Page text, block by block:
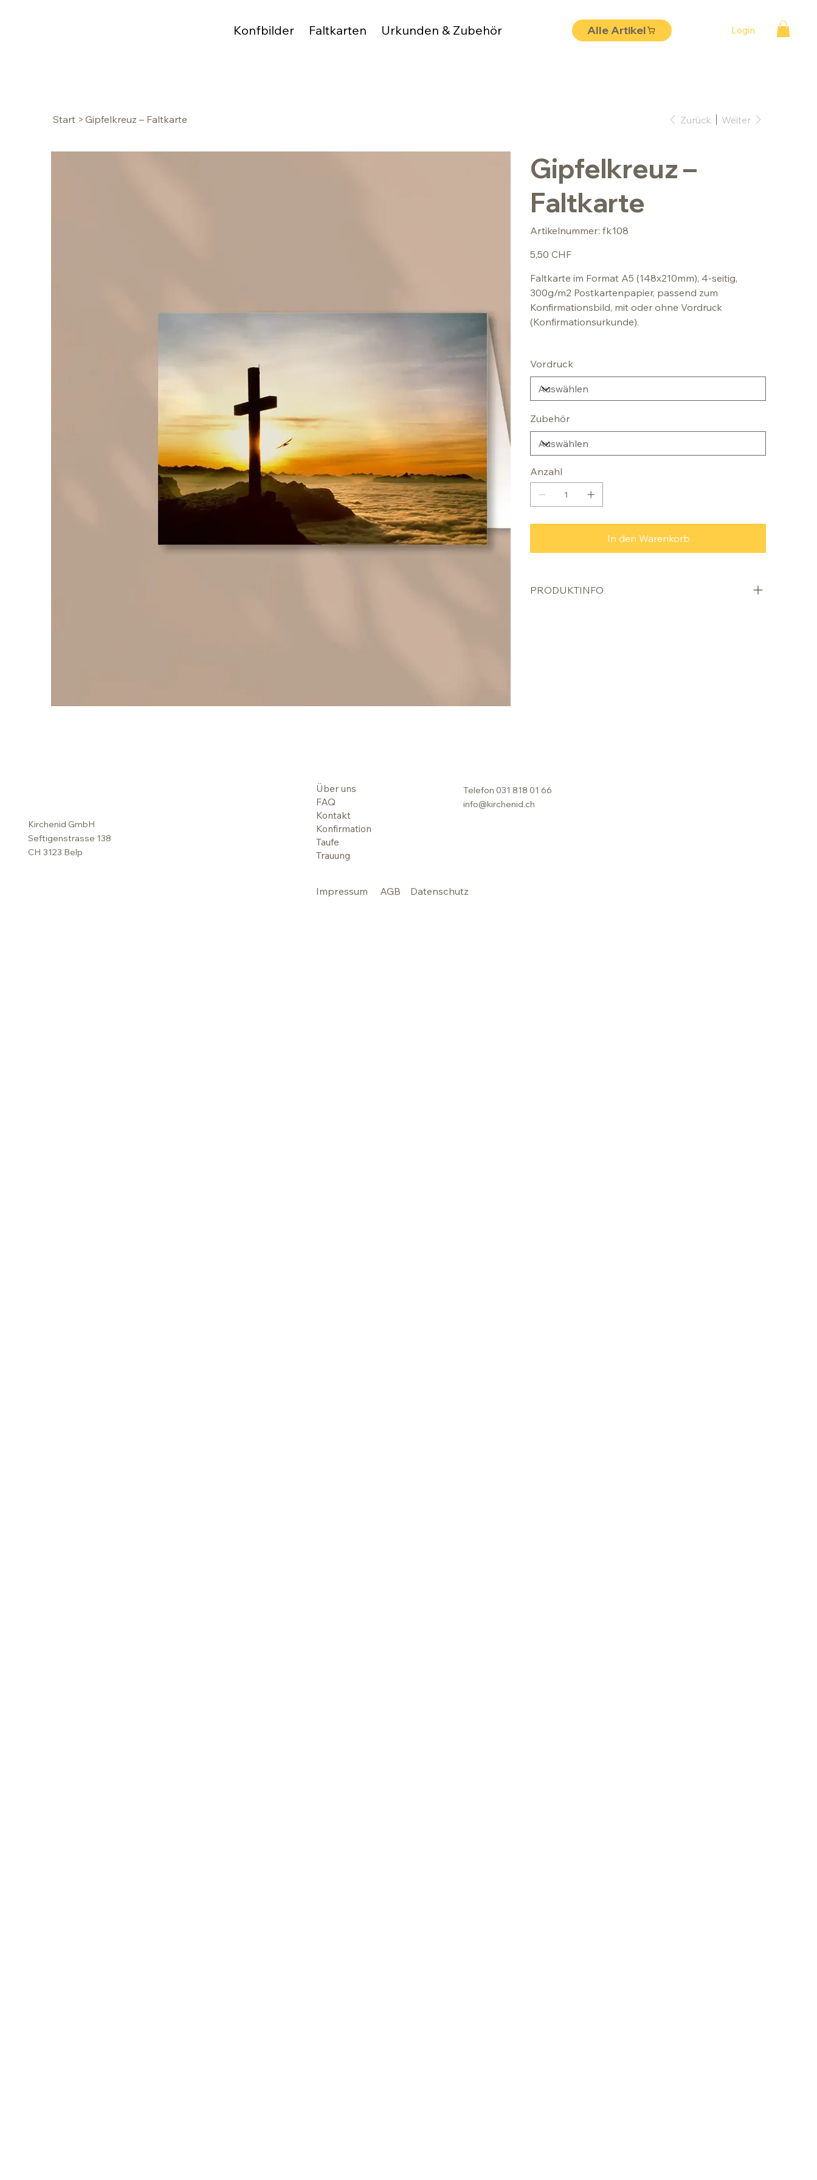
Alle Artikel Login
Konfbilder Faltkarten Urkunden & Zubehör
Start > Gipfelkreuz – Faltkarte Zurück Weiter
Gipfelkreuz –
Faltkarte
Artikelnummer: Artikelnummer:
fk108
fk108
5,50 CHF
Faltkarte im Format A5 (148x210mm), 4-seitig,
300g/m2 Postkartenpapier, passend zum
Konfirmationsbild, mit oder ohne Vordruck
(Konfirmationsurkunde).
Vordruck
Zubehör
Anzahl
In den Warenkorb
PRODUKTINFO
Kirchenid GmbH
Seftigenstrasse 138
CH 3123 Belp
Telefon 031 818 01 66
info@kirchenid.ch
Über uns
FAQ
Kontakt
Konfirmation
Taufe
Trauung
Impressum AGB Datenschutz